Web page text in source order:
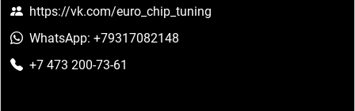
https://vk.com/euro_chip_tuning
WhatsApp: +79317082148
+7 473 200-73-61